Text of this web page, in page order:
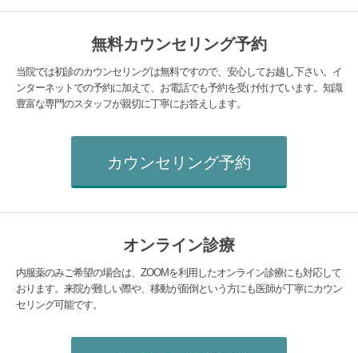
無料カウンセリング予約
当院では初診のカウンセリングは無料ですので、安心してお越し下さい。イ
ンターネットでの予約に加えて、お電話でも予約を受け付けています。知識
豊富な専門のスタッフが親切に丁寧にお答えします。
カウンセリング予約
オンライン診療
内服薬のみご希望の場合は、ZOOMを利用したオンライン診療にも対応して
おります。来院が難しい際や、移動が面倒という方にも医師が丁寧にカウン
セリング可能です。